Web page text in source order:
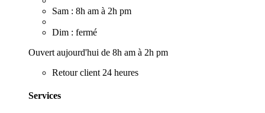
Sam : 8h am à 2h pm
Dim : fermé
Ouvert aujourd'hui de 8h am à 2h pm
Retour client 24 heures
Services